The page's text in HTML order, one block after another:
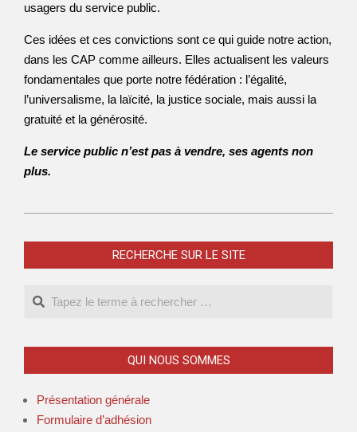
usagers du service public.
Ces idées et ces convictions sont ce qui guide notre action,
dans les CAP comme ailleurs. Elles actualisent les valeurs
fondamentales que porte notre fédération : l’égalité,
l’universalisme, la laïcité, la justice sociale, mais aussi la
gratuité et la générosité.
Le service public n’est pas à vendre, ses agents non
plus.
10-
RECHERCHE SUR LE SITE
Search
QUI NOUS SOMMES
Présentation générale
Formulaire d’adhésion